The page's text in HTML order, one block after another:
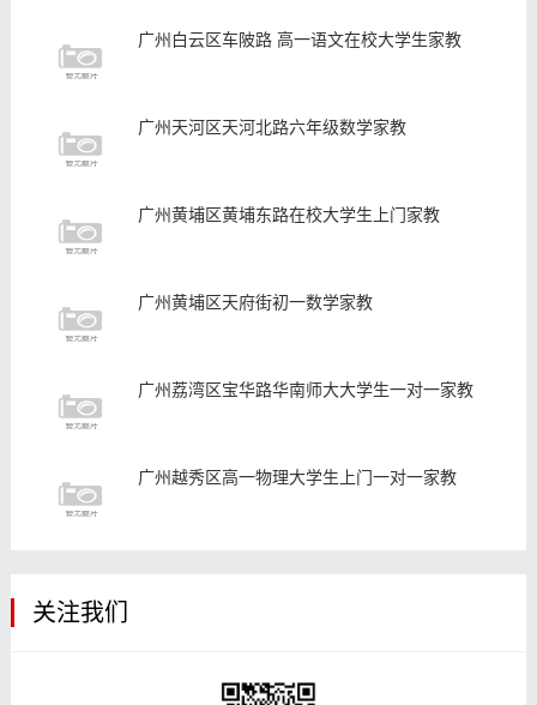
广州白云区车陂路 高一语文在校大学生家教
广州天河区天河北路六年级数学家教
广州黄埔区黄埔东路在校大学生上门家教
广州黄埔区天府街初一数学家教
广州荔湾区宝华路华南师大大学生一对一家教
广州越秀区高一物理大学生上门一对一家教
关注我们